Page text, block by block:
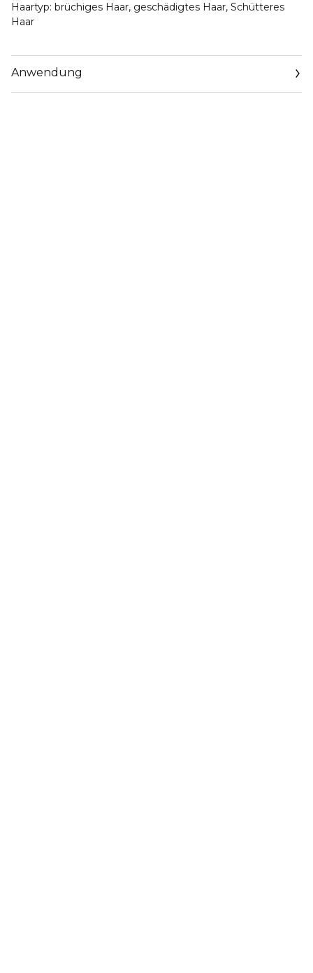
Haartyp: brüchiges Haar, geschädigtes Haar, Schütteres
Haar
Anwendung